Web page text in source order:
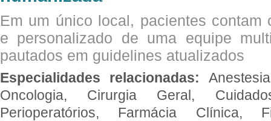
Em um único local, pacientes contam
e personalizado de uma equipe
pautados em guidelines atualizados
Especialidades relacionadas:
Oncologia, Cirurgia Geral,
Perioperatórios, Farmácia Clínica,